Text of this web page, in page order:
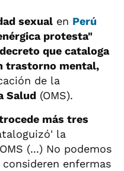
sexual en Perú
protesta"
que cataloga
trastorno mental,
de la
Salud (OMS).
más tres
la
(...) No podemos
enfermas